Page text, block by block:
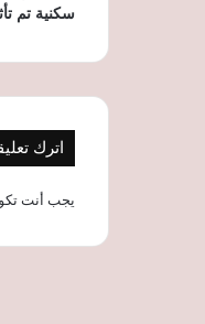
سكنية تم
اترك
يجب أنت